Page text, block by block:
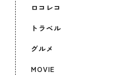
ロコレコ
トラベル
グルメ
MOVIE